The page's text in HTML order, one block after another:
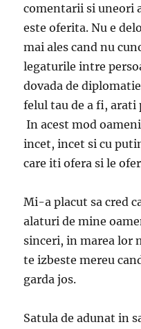
comentarii si uneori
este oferita. Nu e
mai ales cand nu
legaturile intre
dovada de
felul tau de a fi, arati
In acest mod
incet, incet si cu
care iti ofera si le
Mi-a placut sa cred
alaturi de mine
sinceri, in marea lor
te izbeste mereu
garda jos.
Satula de adunat in